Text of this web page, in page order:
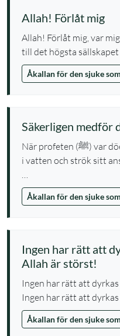
Allah! Förlåt mig
Allah! Förlåt mig, var
till det högsta
Åkallan för den sjuke
Säkerligen medför
När profeten (ﷺ) var döende doppade han sina händer
i vatten och strök sitt
…
Åkallan för den sjuke
Ingen har rätt att
Allah är störst!
Ingen har rätt att
Ingen har rätt att
Åkallan för den sjuke